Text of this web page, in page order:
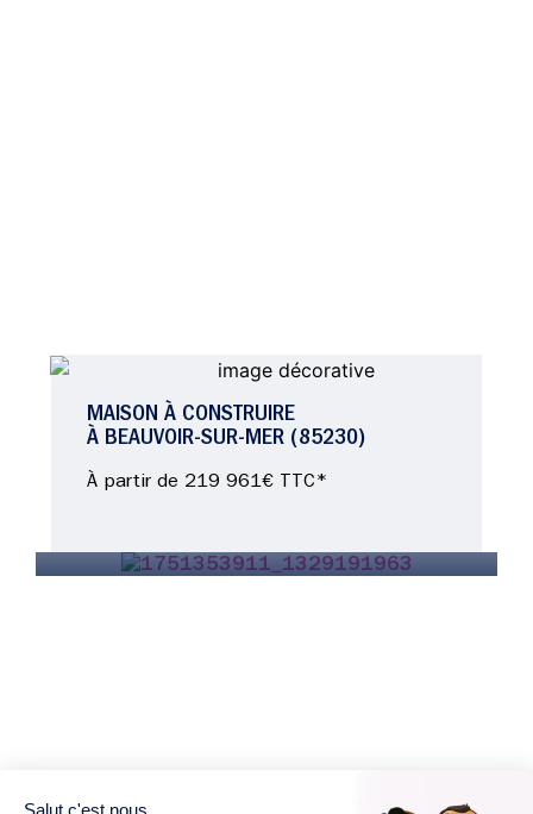
MAISON À CONSTRUIRE
À BEAUVOIR-SUR-MER (85230)
À partir de 219 961€ TTC*